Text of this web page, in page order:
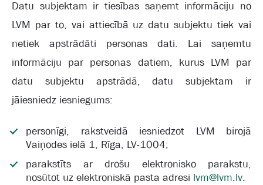
Datu subjektam ir tiesības saņemt informāciju no
LVM par to, vai attiecībā uz datu subjektu tiek vai
netiek apstrādāti personas dati. Lai saņemtu
informāciju par personas datiem, kurus LVM par
datu subjektu apstrādā, datu subjektam ir
jāiesniedz iesniegums:
personīgi, rakstveidā iesniedzot LVM birojā
Vaiņodes ielā 1, Rīga, LV-1004;
parakstīts ar drošu elektronisko parakstu,
nosūtot uz elektroniskā pasta adresi lvm@lvm.lv.